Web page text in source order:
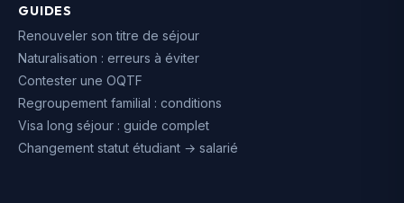
GUIDES
Renouveler son titre de séjour
Naturalisation : erreurs à éviter
Contester une OQTF
Regroupement familial : conditions
Visa long séjour : guide complet
Changement statut étudiant → salarié